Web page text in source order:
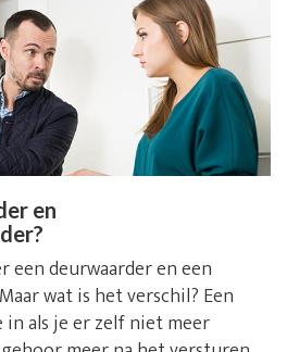
en
een deurwaarder en een
wat is het verschil? Een
in als je er zelf niet meer